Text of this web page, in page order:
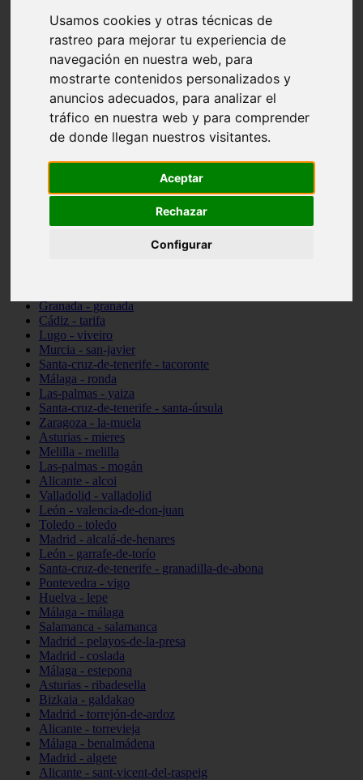
Usamos cookies y otras técnicas de
rastreo para mejorar tu experiencia de
navegación en nuestra web, para
mostrarte contenidos personalizados y
anuncios adecuados, para analizar el
tráfico en nuestra web y para comprender
de donde llegan nuestros visitantes.
Aceptar
Rechazar
Configurar
vocabulario de cocina
Madrid - pozuelo-de-alarcón
Teruel - sarrión
Cádiz - algodonales
Illes-balears - inca
Madrid - madrid
Málaga - torremolinos
Asturias - oviedo
Cádiz - el-puerto-de-santa-maría
Asturias - aller
Toledo - illescas
Málaga - marbella
Granada - granada
Cádiz - tarifa
Lugo - viveiro
Murcia - san-javier
Santa-cruz-de-tenerife - tacoronte
Málaga - ronda
Las-palmas - yaiza
Santa-cruz-de-tenerife - santa-úrsula
Zaragoza - la-muela
Asturias - mieres
Melilla - melilla
Las-palmas - mogán
Alicante - alcoi
Valladolid - valladolid
León - valencia-de-don-juan
Toledo - toledo
Madrid - alcalá-de-henares
León - garrafe-de-torío
Santa-cruz-de-tenerife - granadilla-de-abona
Pontevedra - vigo
Huelva - lepe
Málaga - málaga
Salamanca - salamanca
Madrid - pelayos-de-la-presa
Madrid - coslada
Málaga - estepona
Asturias - ribadesella
Bizkaia - galdakao
Madrid - torrejón-de-ardoz
Alicante - torrevieja
Málaga - benalmádena
Madrid - algete
Alicante - sant-vicent-del-raspeig